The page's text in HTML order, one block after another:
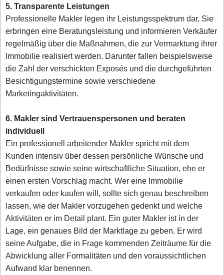
5. Transparente Leistungen
Professionelle Makler legen ihr Leistungsspektrum dar. Sie
erbringen eine Beratungsleistung und informieren Verkäufer
regelmäßig über die Maßnahmen, die zur Vermarktung ihrer
Immobilie realisiert werden. Darunter fallen beispielsweise
die Zahl der verschickten Exposés und die durchgeführten
Besichtigungstermine sowie verschiedene
Marketingaktivitäten.
6. Makler sind Vertrauenspersonen und beraten
individuell
Ein professionell arbeitender Makler spricht mit dem
Kunden intensiv über dessen persönliche Wünsche und
Bedürfnisse sowie seine wirtschaftliche Situation, ehe er
einen ersten Vorschlag macht. Wer eine Immobilie
verkaufen oder kaufen will, sollte sich genau beschreiben
lassen, wie der Makler vorzugehen gedenkt und welche
Aktivitäten er im Detail plant. Ein guter Makler ist in der
Lage, ein genaues Bild der Marktlage zu geben. Er wird
seine Aufgabe, die in Frage kommenden Zeiträume für die
Abwicklung aller Formalitäten und den voraussichtlichen
Aufwand klar benennen.